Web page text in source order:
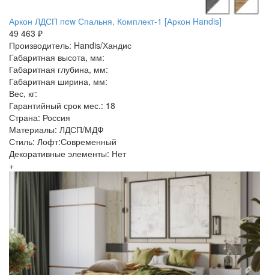
Аркон ЛДСП new Спальня, Комплект-1 [Аркон Handis]
49 463 ₽
Производитель: Handis/Хандис
Габаритная высота, мм:
Габаритная глубина, мм:
Габаритная ширина, мм:
Вес, кг:
Гарантийный срок мес.: 18
Страна: Россия
Материалы: ЛДСП/МДФ
Стиль: Лофт:Современный
Декоративные элементы: Нет
+